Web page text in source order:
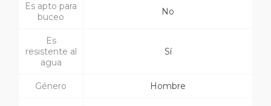
Es apto para
buceo
No
Es
resistente al
agua
Sí
Género Hombre